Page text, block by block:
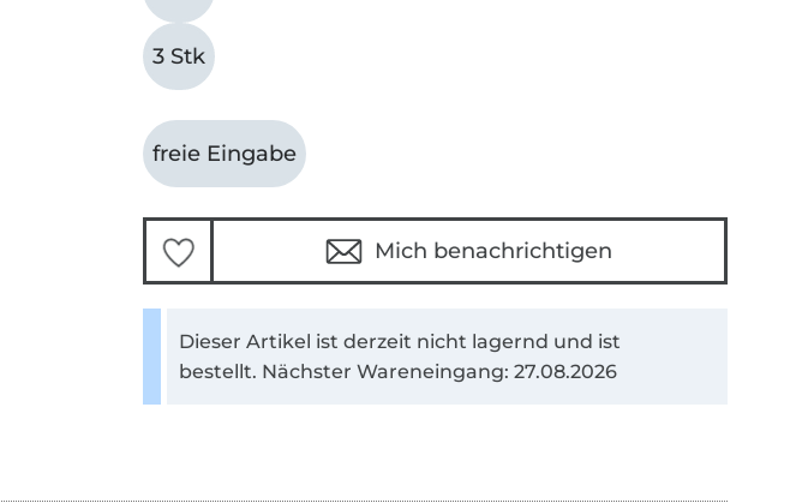
3 Stk
freie Eingabe
Mich benachrichtigen
Dieser Artikel ist derzeit nicht lagernd und ist
bestellt. Nächster Wareneingang: 27.08.2026